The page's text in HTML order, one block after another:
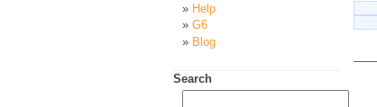
Help
G6
Blog
Search